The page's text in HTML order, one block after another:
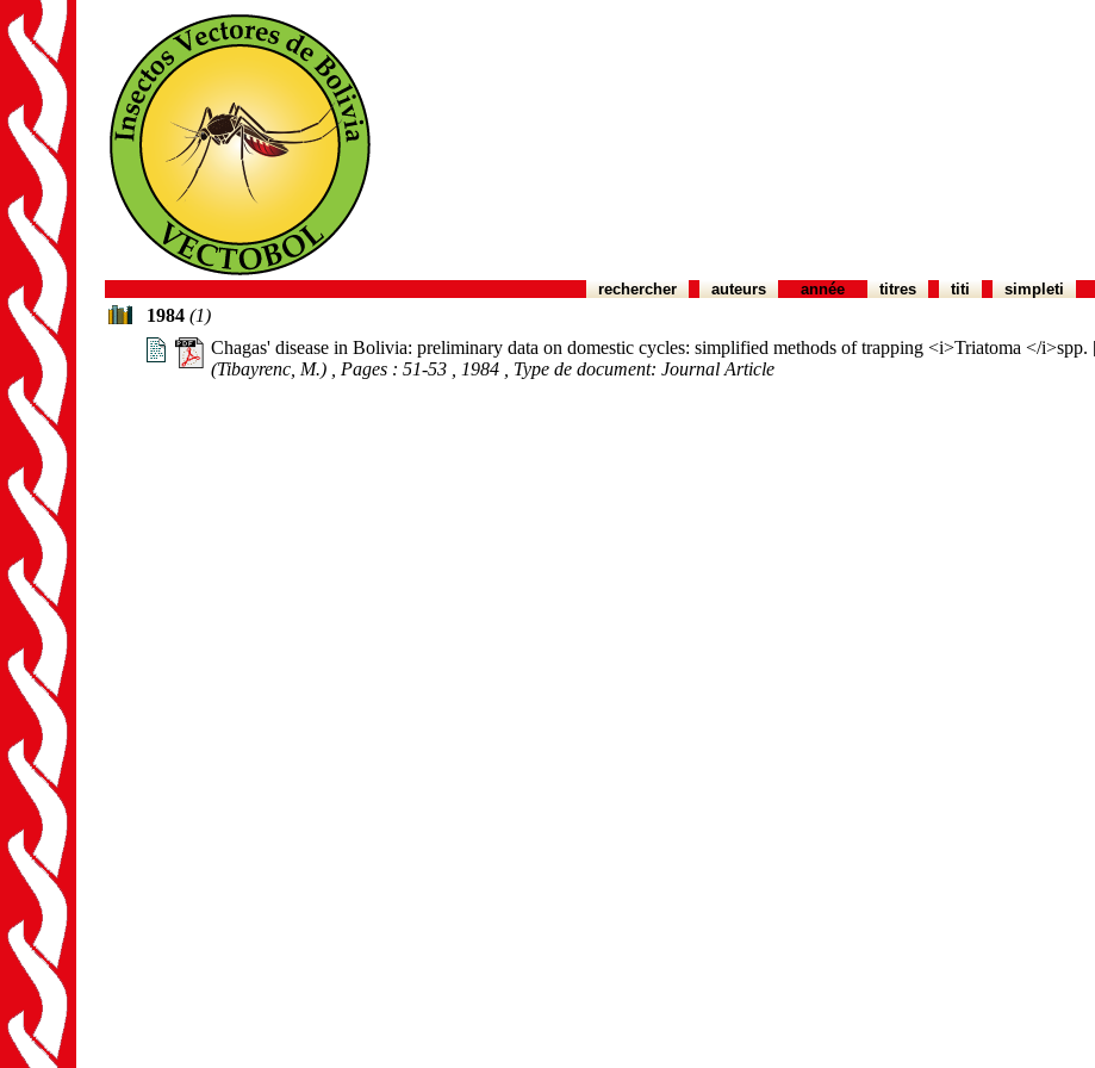
rechercher auteurs année titres titi simpleti
1984 (1)
Chagas' disease in Bolivia: preliminary data on domestic cycles: simplified methods of trapping <i>Triatoma </i>spp.
(Tibayrenc, M.)
, Pages : 51-53 , 1984 , Type de document: Journal Article